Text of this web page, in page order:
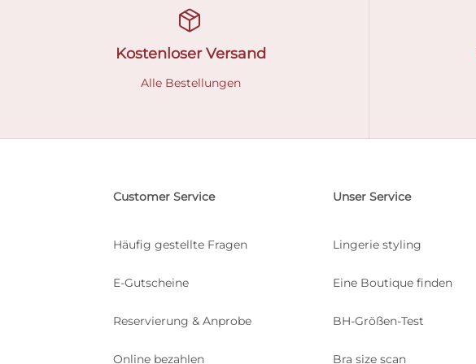
Kostenloser Versand
Alle Bestellungen
Customer Service
Häufig gestellte Fragen
E-Gutscheine
Reservierung & Anprobe
Online bezahlen
Unser Service
Lingerie styling
Eine Boutique finden
BH-Größen-Test
Bra size scan